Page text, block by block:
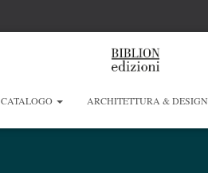
CATALOGO ARCHITETTURA & DESIGN